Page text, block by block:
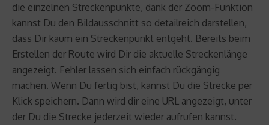
die einzelnen Streckenpunkte, dank der Zoom-Funktion
kannst Du den Bildausschnitt so detailreich darstellen,
dass Dir kaum ein Streckenpunkt entgeht. Bereits beim
Erstellen der Route wird Dir die aktuelle Streckenlänge
angezeigt. Fehler lassen sich einfach rückgängig
machen. Wenn Du fertig bist, kannst Du die Strecke per
Klick speichern. Dann wird dir eine URL angezeigt, unter
der Du die Strecke jederzeit wieder aufrufen kannst.